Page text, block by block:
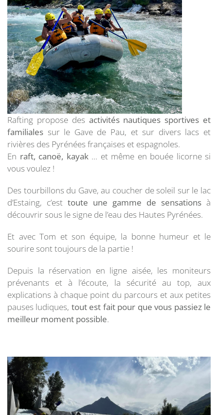
Rafting propose des activités nautiques sportives et
familiales sur le Gave de Pau, et sur divers lacs et
rivières des Pyrénées françaises et espagnoles.
En raft, canoë, kayak… et même en bouée licorne si
vous voulez !
Des tourbillons du Gave, au coucher de soleil sur le lac
d’Estaing, c’est toute une gamme de sensations à
découvrir sous le signe de l’eau des Hautes Pyrénées.
Et avec Tom et son équipe, la bonne humeur et le
sourire sont toujours de la partie !
Depuis la réservation en ligne aisée, les moniteurs
prévenants et à l’écoute, la sécurité au top, aux
explications à chaque point du parcours et aux petites
pauses ludiques, tout est fait pour que vous passiez le
meilleur moment possible.